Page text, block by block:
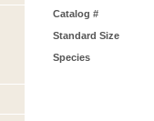
Catalog #
Standard Size
Species